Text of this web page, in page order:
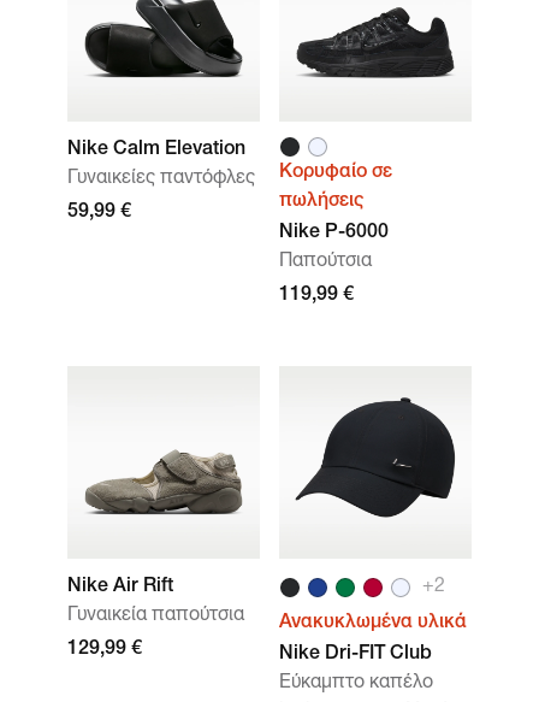
Nike Calm Elevation
Γυναικείες παντόφλες
59,99 €
Κορυφαίο σε
πωλήσεις
Nike P-6000
Παπούτσια
119,99 €
Nike Air Rift
Γυναικεία παπούτσια
129,99 €
+2
Ανακυκλωμένα υλικά
Nike Dri-FIT Club
Εύκαμπτο καπέλο